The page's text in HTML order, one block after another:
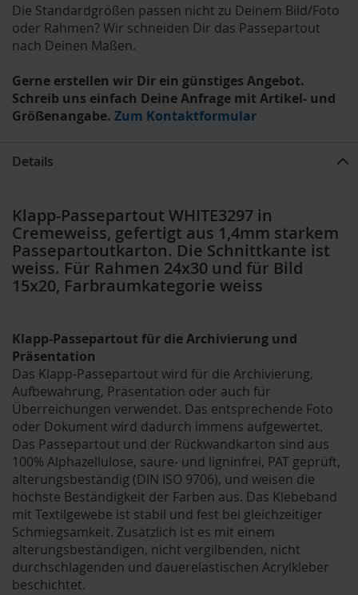
Die Standardgrößen passen nicht zu Deinem Bild/Foto
oder Rahmen? Wir schneiden Dir das Passepartout
nach Deinen Maßen.
Gerne erstellen wir Dir ein günstiges Angebot.
Schreib uns einfach Deine Anfrage mit Artikel- und
Größenangabe. Zum Kontaktformular
Details
Klapp-Passepartout WHITE3297 in
Cremeweiss, gefertigt aus 1,4mm starkem
Passepartoutkarton. Die Schnittkante ist
weiss. Für Rahmen 24x30 und für Bild
15x20, Farbraumkategorie weiss
Klapp-Passepartout für die Archivierung und
Präsentation
Das Klapp-Passepartout wird für die Archivierung,
Aufbewahrung, Präsentation oder auch für
Überreichungen verwendet. Das entsprechende Foto
oder Dokument wird dadurch immens aufgewertet.
Das Passepartout und der Rückwandkarton sind aus
100% Alphazellulose, säure- und ligninfrei, PAT geprüft,
alterungsbeständig (DIN ISO 9706), und weisen die
höchste Beständigkeit der Farben aus. Das Klebeband
mit Textilgewebe ist stabil und fest bei gleichzeitiger
Schmiegsamkeit. Zusätzlich ist es mit einem
alterungsbeständigen, nicht vergilbenden, nicht
durchschlagenden und dauerelastischen Acrylkleber
beschichtet.